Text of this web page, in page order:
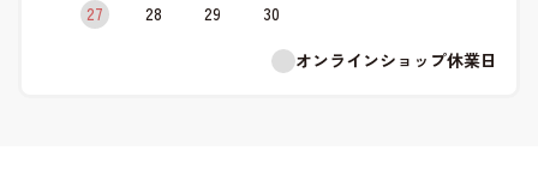
27
28 29
30
オンラインショップ休業日